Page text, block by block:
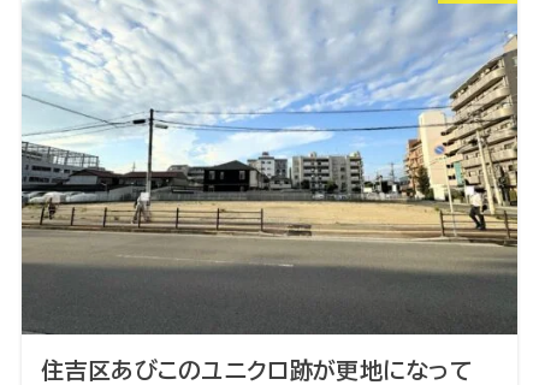
住吉区あびこのユニクロ跡が更地になって